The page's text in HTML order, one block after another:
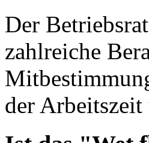
Der
zahlreiche
der